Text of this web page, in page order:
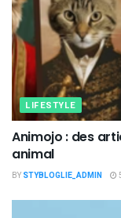
LIFESTYLE
Animojo : des
animal
BY STYBLOGLIE_ADMIN